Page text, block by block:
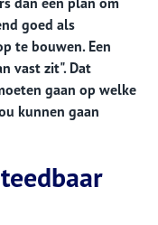
goed als
te bouwen. Een
vast zit". Dat
gaan op welke
kunnen gaan